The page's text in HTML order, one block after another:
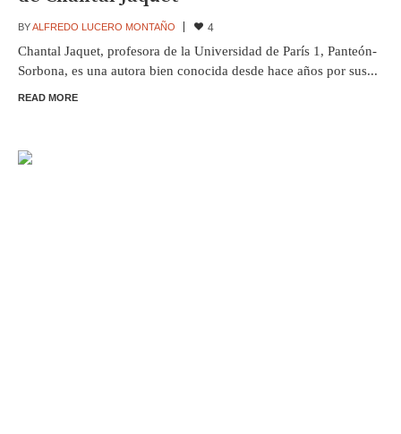
BYALFREDO LUCERO MONTAÑO 4
Chantal Jaquet, profesora de la Universidad de París 1, Panteón-
Sorbona, es una autora bien conocida desde hace años por sus...
READ MORE